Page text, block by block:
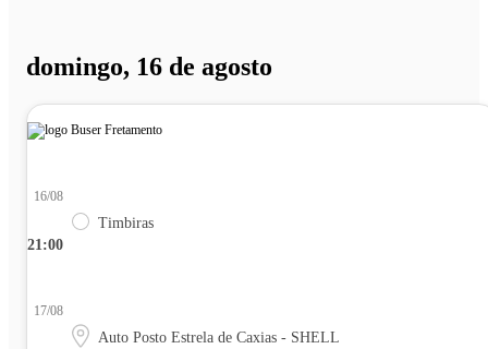
domingo, 16 de agosto
21:00
16/08
Timbiras
17/08
Auto Posto Estrela de Caxias - SHELL